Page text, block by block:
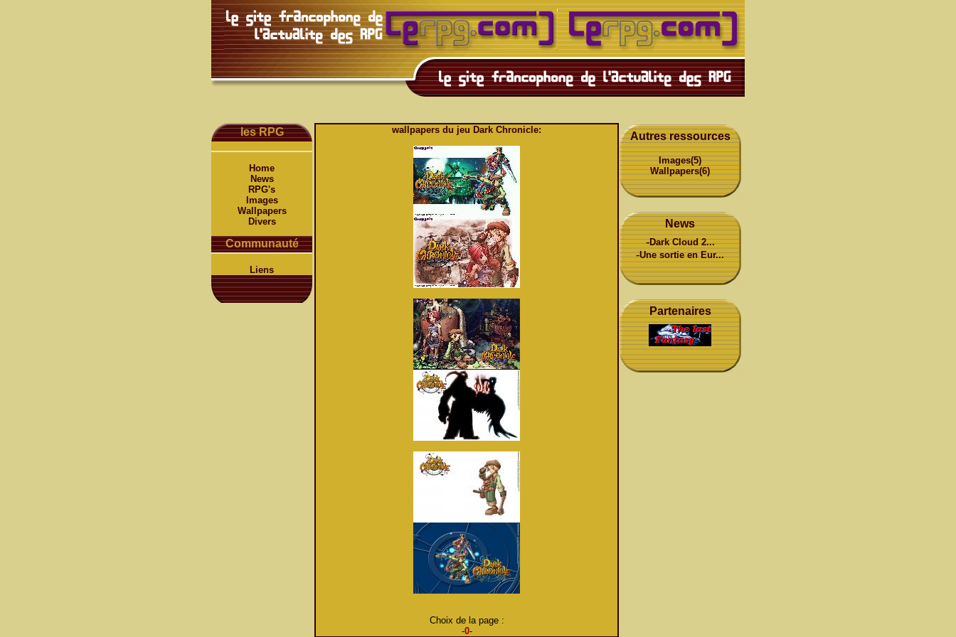
les RPG
Home
News
RPG's
Images
Wallpapers
Divers
Communauté
Liens
wallpapers du jeu Dark Chronicle:
Choix de la page :
-0-
Autres ressources
Images(5)
Wallpapers(6)
News
-Dark Cloud 2...
-Une sortie en Eur...
Partenaires